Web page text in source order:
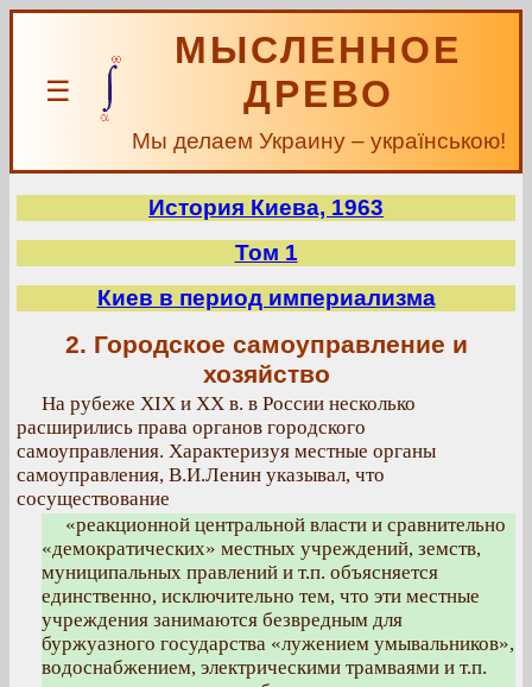
☰
МЫСЛЕННОЕ
ДРЕВО
Мы делаем Украину – українською!
История Киева, 1963
Том 1
Киев в период империализма
2. Городское самоуправление и
хозяйство
На рубеже XIX и XX в. в России несколько
расширились права органов городского
самоуправления. Характеризуя местные органы
самоуправления, В.И.Ленин указывал, что
сосуществование
«реакционной центральной власти и сравнительно
«демократических» местных учреждений, земств,
муниципальных правлений и т.п. объясняется
единственно, исключительно тем, что эти местные
учреждения занимаются безвредным для
буржуазного государства «лужением умывальников»,
водоснабжением, электрическими трамваями и т.п.